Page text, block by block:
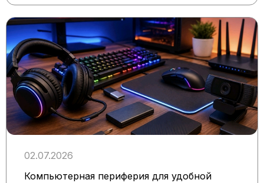
02.07.2026
Компьютерная периферия для удобной